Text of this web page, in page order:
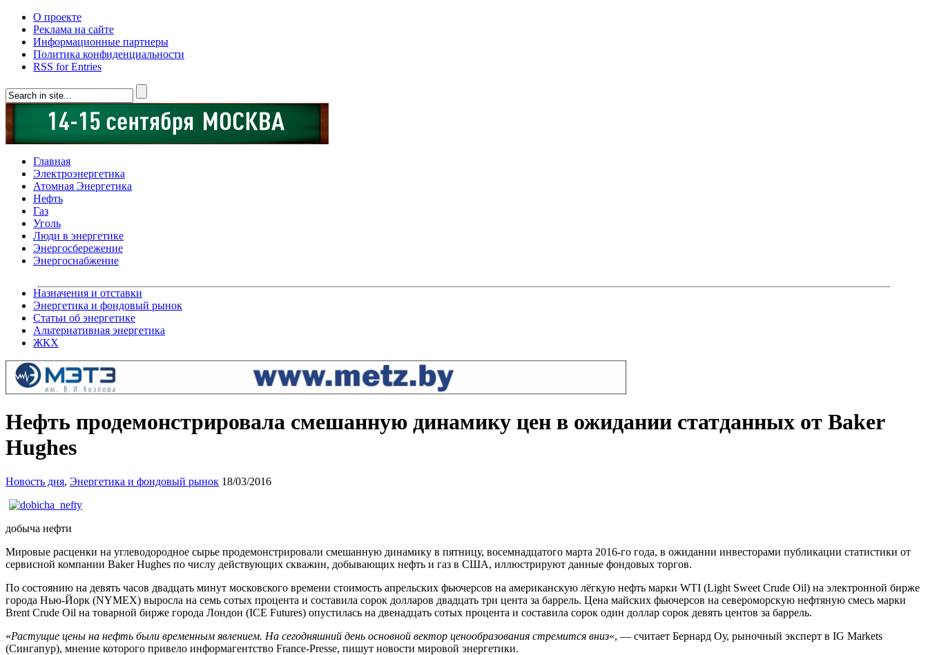
О проекте
Реклама на сайте
Информационные партнеры
Политика конфиденциальности
RSS for Entries
Главная
Электроэнергетика
Атомная Энергетика
Нефть
Газ
Уголь
Люди в энергетике
Энергосбережение
Энергоснабжение
Назначения и отставки
Энергетика и фондовый рынок
Статьи об энергетике
Альтернативная энергетика
ЖКХ
Нефть продемонстрировала смешанную динамику цен в ожидании статданных от Baker
Hughes
Новость дня, Энергетика и фондовый рынок 18/03/2016
добыча нефти
Мировые расценки на углеводородное сырье продемонстрировали смешанную динамику в пятницу, восемнадцатого марта 2016-го года, в ожидании инвесторами публикации статистики от
сервисной компании Baker Hughes по числу действующих скважин, добывающих нефть и газ в США, иллюстрируют данные фондовых торгов.
По состоянию на девять часов двадцать минут московского времени стоимость апрельских фьючерсов на американскую лёгкую нефть марки WTI (Light Sweet Crude Oil) на электронной бирже
города Нью-Йорк (NYMEX) выросла на семь сотых процента и составила сорок долларов двадцать три цента за баррель. Цена майских фьючерсов на североморскую нефтяную смесь марки
Brent Crude Oil на товарной бирже города Лондон (ICE Futures) опустилась на двенадцать сотых процента и составила сорок один доллар сорок девять центов за баррель.
«Растущие цены на нефть были временным явлением. На сегодняшний день основной вектор ценообразования стремится вниз«, — считает Бернард Оу, рыночный эксперт в IG Markets
(Сингапур), мнение которого привело информагентство France-Presse, пишут новости мировой энергетики.